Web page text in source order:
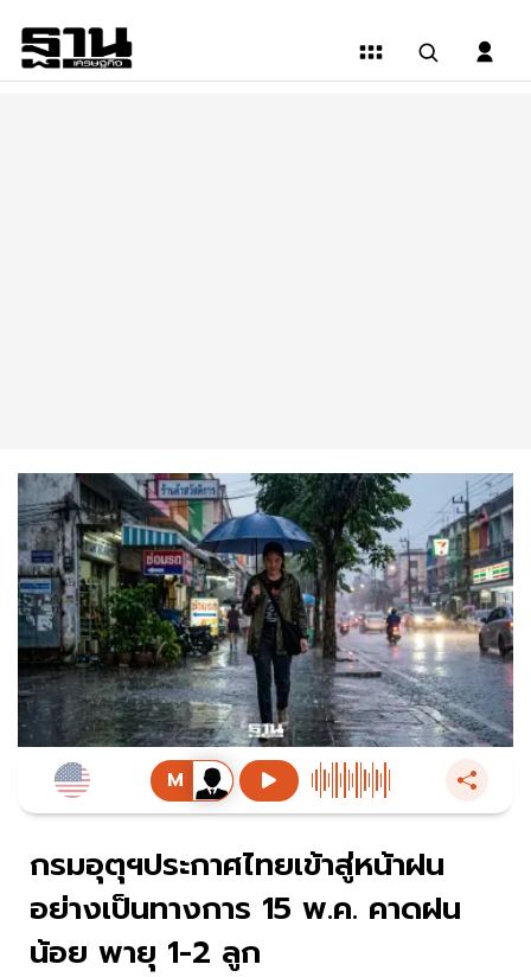
กรมอุตุฯประกาศไทยเข้าสู่หน้าฝน
อย่างเป็นทางการ 15 พ.ค. คาดฝน
น้อย พายุ 1-2 ลูก